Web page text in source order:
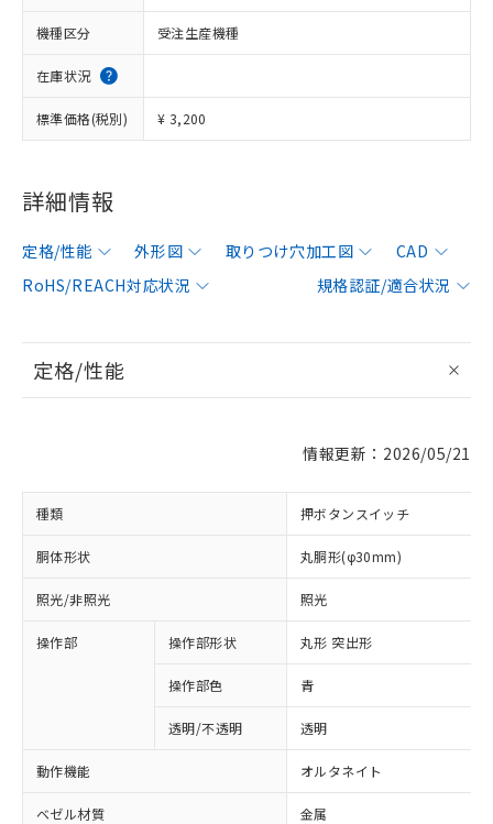
機種区分 受注生産機種
在庫状況
標準価格(税別) ¥ 3,200
詳細情報
定格/性能 外形図 取りつけ穴加工図
CAD
RoHS/REACH対応状況
規格認証/適合状況
定格/性能
情報更新：2026/05/21
種類 押ボタンスイッチ
胴体形状 丸胴形(φ30mm)
照光/非照光 照光
操作部 操作部形状 丸形 突出形
操作部色 青
透明/不透明 透明
動作機能 オルタネイト
ベゼル材質 金属